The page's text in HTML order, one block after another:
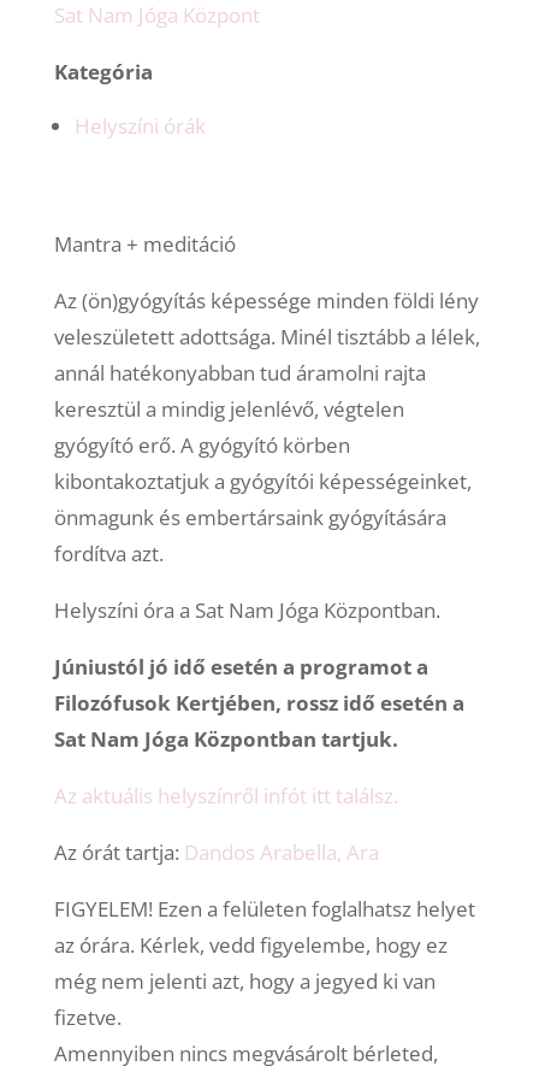
Sat Nam Jóga Központ
Kategória
Helyszíni órák
Mantra + meditáció
Az (ön)gyógyítás képessége minden földi lény
veleszületett adottsága. Minél tisztább a lélek,
annál hatékonyabban tud áramolni rajta
keresztül a mindig jelenlévő, végtelen
gyógyító erő. A gyógyító körben
kibontakoztatjuk a gyógyítói képességeinket,
önmagunk és embertársaink gyógyítására
fordítva azt.
Helyszíni óra a Sat Nam Jóga Központban.
Júniustól jó idő esetén a programot a
Filozófusok Kertjében, rossz idő esetén a
Sat Nam Jóga Központban tartjuk.
Az aktuális helyszínről infót itt találsz.
Az órát tartja: Dandos Arabella, Ara
FIGYELEM! Ezen a felületen foglalhatsz helyet
az órára. Kérlek, vedd figyelembe, hogy ez
még nem jelenti azt, hogy a jegyed ki van
fizetve.
Amennyiben nincs megvásárolt bérleted,